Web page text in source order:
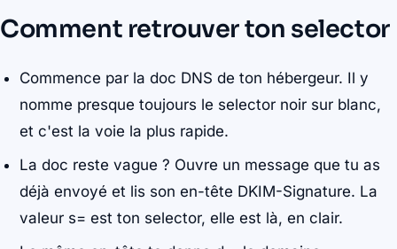
Comment retrouver ton selector
Commence par la doc DNS de ton hébergeur. Il y
nomme presque toujours le selector noir sur blanc,
et c'est la voie la plus rapide.
La doc reste vague ? Ouvre un message que tu as
déjà envoyé et lis son en-tête DKIM-Signature. La
valeur s= est ton selector, elle est là, en clair.